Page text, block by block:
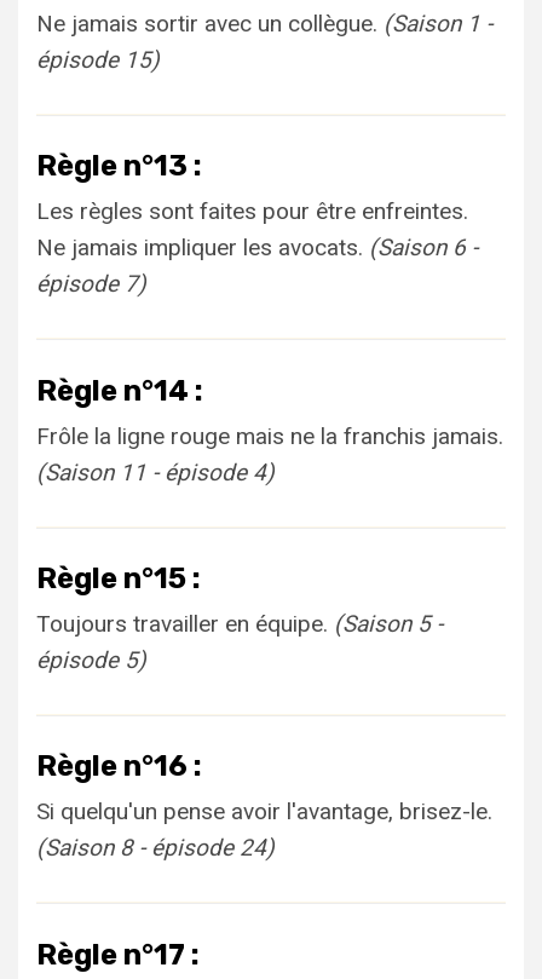
Ne jamais sortir avec un collègue. (Saison 1 -
épisode 15)
Règle n°13 :
Les règles sont faites pour être enfreintes.
Ne jamais impliquer les avocats. (Saison 6 -
épisode 7)
Règle n°14 :
Frôle la ligne rouge mais ne la franchis jamais.
(Saison 11 - épisode 4)
Règle n°15 :
Toujours travailler en équipe. (Saison 5 -
épisode 5)
Règle n°16 :
Si quelqu'un pense avoir l'avantage, brisez-le.
(Saison 8 - épisode 24)
Règle n°17 :